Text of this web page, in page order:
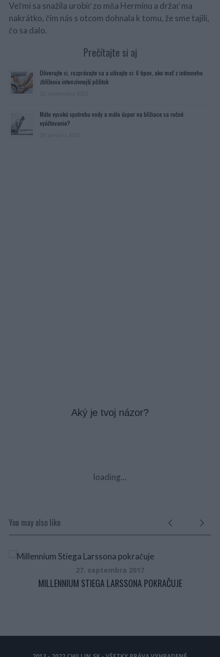
Veľmi sa snažila urobiť zo mňa Hermínu a držať ma
nakrátko, čím nás s otcom dohnala k tomu, že sme tajili,
čo sa dalo.
Prečítajte si aj
Dôverujte si, rozprávajte sa a užívajte si: 6 tipov, ako mať z intímneho
zblíženia intenzívnejší pôžitok
Máte vysokú spotrebu vody a málo úspor na blížiace sa ročné
vyúčtovanie?
Aký je tvoj názor?
loading...
You may also like
27. septembra 2017
MILLENNIUM STIEGA LARSSONA POKRAČUJE